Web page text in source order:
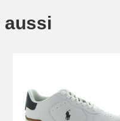
aussi